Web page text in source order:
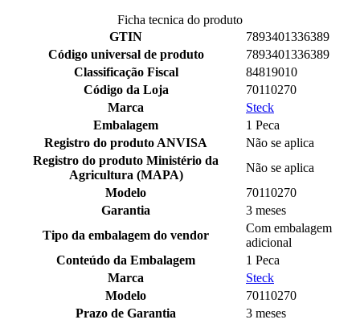
Ficha tecnica do produto
GTIN
7893401336389
Código universal de produto
7893401336389
Classificação Fiscal
84819010
Código da Loja
70110270
Marca
Steck
Embalagem
1 Peca
Registro do produto ANVISA
Não se aplica
Registro do produto Ministério da
Agricultura (MAPA)
Não se aplica
Modelo
70110270
Garantia
3 meses
Tipo da embalagem do vendor
Com embalagem
adicional
Conteúdo da Embalagem
1 Peca
Marca
Steck
Modelo
70110270
Prazo de Garantia
3 meses